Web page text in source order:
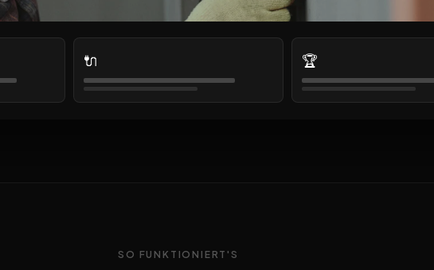
🔌 🏆
SO FUNKTIONIERT'S